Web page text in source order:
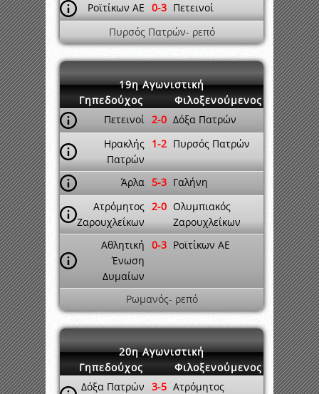
Ροϊτίκων ΑΕ 0-3 Πετεινοί
Πυρσός Πατρών- ρεπό
19η Αγωνιστική
Γηπεδούχος
Φιλοξενούμενος
Πετεινοί 2-0 Δόξα Πατρών
Ηρακλής
Πατρών
1-2 Πυρσός Πατρών
Άρλα 5-3 Γαλήνη
Ατρόμητος
Ζαρουχλεΐκων
2-0 Ολυμπιακός
Ζαρουχλεΐκων
Αθλητική
Ένωση
Δυμαίων
0-3 Ροϊτίκων ΑΕ
Ρωμανός- ρεπό
20η Αγωνιστική
Γηπεδούχος
Φιλοξενούμενος
Δόξα Πατρών 3-5 Ατρόμητος